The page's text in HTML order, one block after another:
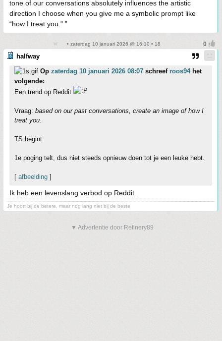
tone of our conversations absolutely influences the artistic
direction I choose when you give me a symbolic prompt like
“how I treat you." ”
• zaterdag 10 januari 2026 @ 16:10 • 18
halfway
Op zaterdag 10 januari 2026 08:07 schreef roos94het
volgende:
Een trend op Reddit
Vraag: based on our past conversations, create an image of how I
treat you.
TS begint.
1e poging telt, dus niet steeds opnieuw doen tot je een leuke hebt.
[ afbeelding ]
Ik heb een levenslang verbod op Reddit.
Je hoort bij de betere, maar nog lang niet bij de beste
▼ Advertentie door Refinery89